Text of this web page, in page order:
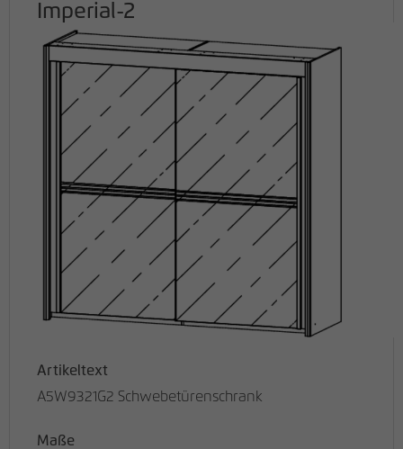
Imperial-2
Artikeltext
A5W9321G2 Schwebetürenschrank
Maße